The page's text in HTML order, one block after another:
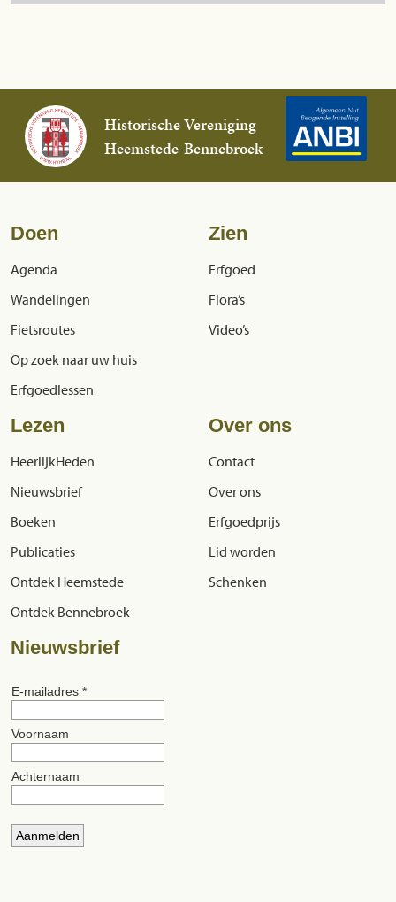
Historische Vereniging
Heemstede-Bennebroek
Doen
Agenda
Wandelingen
Fietsroutes
Op zoek naar uw huis
Erfgoedlessen
Zien
Erfgoed
Flora’s
Video’s
Lezen
HeerlijkHeden
Nieuwsbrief
Boeken
Publicaties
Ontdek Heemstede
Ontdek Bennebroek
Over ons
Contact
Over ons
Erfgoedprijs
Lid worden
Schenken
Nieuwsbrief